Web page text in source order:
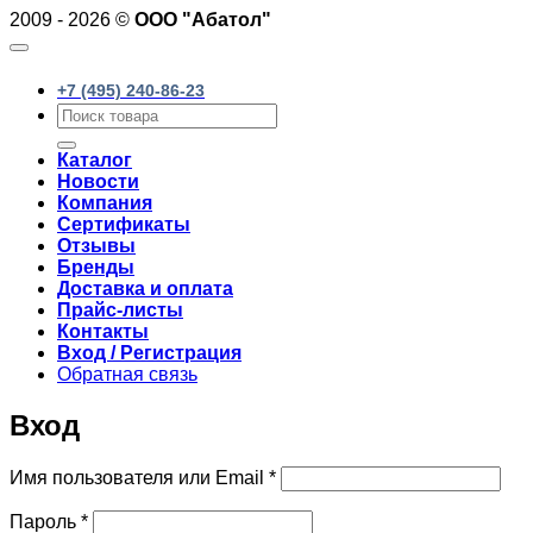
2009 - 2026 © ООО "Абатол"
+7 (495) 240-86-23
Искать:
Каталог
Новости
Компания
Сертификаты
Отзывы
Бренды
Доставка и оплата
Прайс-листы
Контакты
Вход / Регистрация
Обратная связь
Вход
Имя пользователя или Email *Обязательно
Пароль *Обязательно